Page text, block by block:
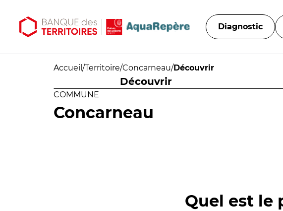
Diagnostic
Accueil /Territoire/Concarneau/Découvrir
Découvrir
COMMUNE
Concarneau
Quel est le